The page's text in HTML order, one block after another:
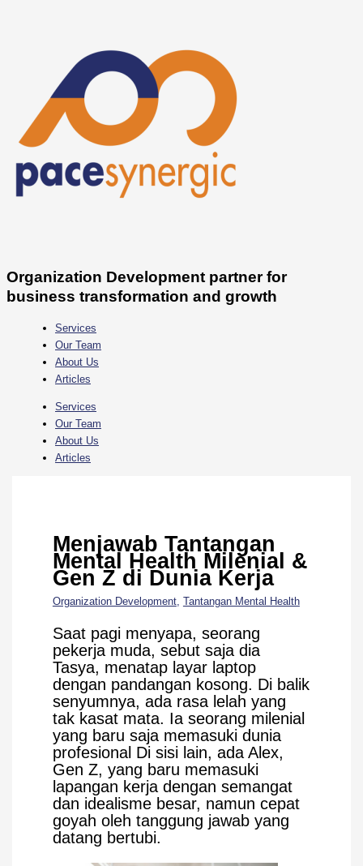
Organization Development partner for
business transformation and growth
Services
Our Team
About Us
Articles
Services
Our Team
About Us
Articles
Menjawab Tantangan
Mental Health Milenial &
Gen Z di Dunia Kerja
Organization Development, Tantangan Mental Health
Saat pagi menyapa, seorang
pekerja muda, sebut saja dia
Tasya, menatap layar laptop
dengan pandangan kosong. Di balik
senyumnya, ada rasa lelah yang
tak kasat mata. Ia seorang milenial
yang baru saja memasuki dunia
profesional Di sisi lain, ada Alex,
Gen Z, yang baru memasuki
lapangan kerja dengan semangat
dan idealisme besar, namun cepat
goyah oleh tanggung jawab yang
datang bertubi.